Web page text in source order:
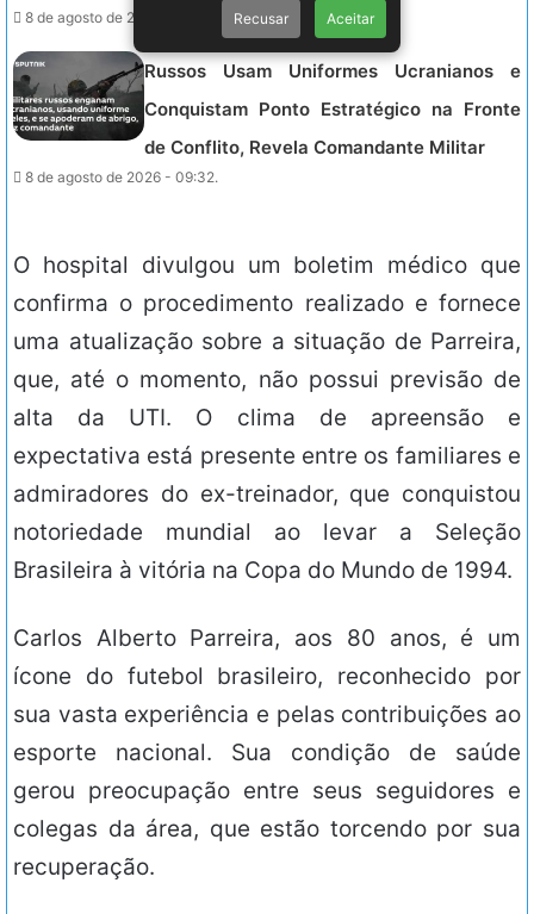
8 de agosto de 2026 - 09:32.
Russos Usam Uniformes Ucranianos e
Conquistam Ponto Estratégico na Fronte
de Conflito, Revela Comandante Militar
8 de agosto de 2026 - 09:32.
O hospital divulgou um boletim médico que
confirma o procedimento realizado e fornece
uma atualização sobre a situação de Parreira,
que, até o momento, não possui previsão de
alta da UTI. O clima de apreensão e
expectativa está presente entre os familiares e
admiradores do ex-treinador, que conquistou
notoriedade mundial ao levar a Seleção
Brasileira à vitória na Copa do Mundo de 1994.
Carlos Alberto Parreira, aos 80 anos, é um
ícone do futebol brasileiro, reconhecido por
sua vasta experiência e pelas contribuições ao
esporte nacional. Sua condição de saúde
gerou preocupação entre seus seguidores e
colegas da área, que estão torcendo por sua
recuperação.
Recusar Aceitar